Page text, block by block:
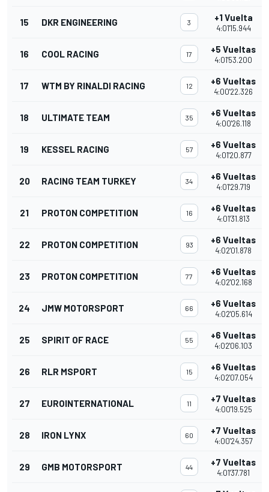
15 DKR ENGINEERING 3 +1 Vuelta
4:01'15.944
16 COOL RACING 17 +5 Vueltas
4:01'53.200
17 WTM BY RINALDI RACING 12 +6 Vueltas
4:00'22.326
18 ULTIMATE TEAM 35 +6 Vueltas
4:00'26.118
19 KESSEL RACING 57 +6 Vueltas
4:01'20.877
20 RACING TEAM TURKEY 34 +6 Vueltas
4:01'29.719
21 PROTON COMPETITION 16 +6 Vueltas
4:01'31.813
22 PROTON COMPETITION 93 +6 Vueltas
4:02'01.878
23 PROTON COMPETITION 77 +6 Vueltas
4:02'02.168
24 JMW MOTORSPORT 66 +6 Vueltas
4:02'05.614
25 SPIRIT OF RACE 55 +6 Vueltas
4:02'06.103
26 RLR MSPORT 15 +6 Vueltas
4:02'07.054
27 EUROINTERNATIONAL 11 +7 Vueltas
4:00'19.525
28 IRON LYNX 60 +7 Vueltas
4:00'24.357
29 GMB MOTORSPORT 44 +7 Vueltas
4:01'37.781